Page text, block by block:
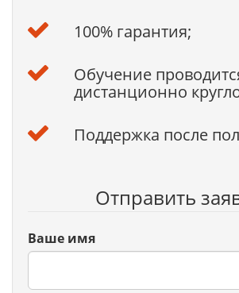
100% гарантия;
Обучение
дистанционно
Поддержка после
Отправить
Ваше имя